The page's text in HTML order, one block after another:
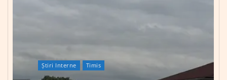
Știri Interne Timis